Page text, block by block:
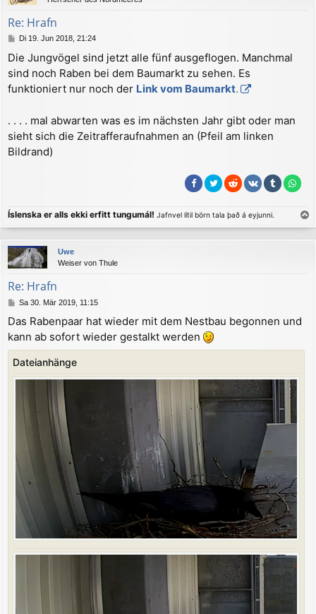
Re: Hrafn
B
i
t
a
Di 19. Jun 2018, 21:24
Die Jungvögel sind jetzt alle fünf ausgeflogen. Manchmal
sind noch Raben bei dem Baumarkt zu sehen. Es
funktioniert nur noch der Link vom Baumarkt.
. . . . mal abwarten was es im nächsten Jahr gibt oder man
sieht sich die Zeitrafferaufnahmen an (Pfeil am linken
Bildrand)
Íslenska er alls ekki erfitt tungumál! Jafnvel lítil börn tala það á eyjunni.
a
c
Uwe
Weiser von Thule
Re: Hrafn
B
i
t
a
Sa 30. Mär 2019, 11:15
Das Rabenpaar hat wieder mit dem Nestbau begonnen und
kann ab sofort wieder gestalkt werden
Dateianhänge